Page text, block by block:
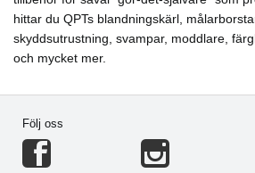
hittar du QPTs blandningskärl,
skyddsutrustning, svampar, moddlare,
och mycket mer.
Följ oss